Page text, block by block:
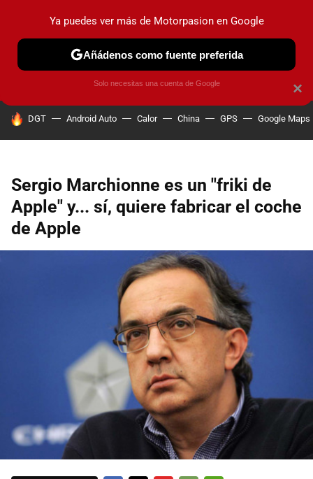
PRUEBAS COCHES ELÉCTRICOS OBSERVATORIO
HOY SE HABLA DE
DGT Android Auto Calor China GPS Google Maps
Sergio Marchionne es un "friki de
Apple" y... sí, quiere fabricar el coche
de Apple
×
Ya puedes ver más de Motorpasion en Google
Añádenos como fuente preferida
Solo necesitas una cuenta de Google